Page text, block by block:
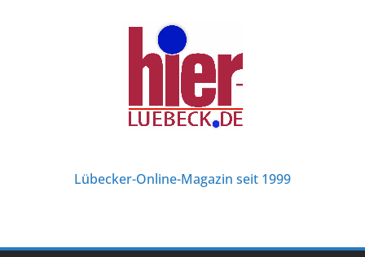
Lübecker-Online-Magazin seit 1999